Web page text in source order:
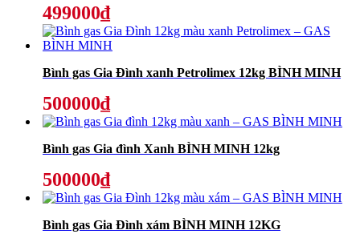
499000₫
Bình gas Gia Đình xanh Petrolimex 12kg BÌNH MINH
500000₫
Bình gas Gia đình Xanh BÌNH MINH 12kg
500000₫
Bình gas Gia Đình xám BÌNH MINH 12KG